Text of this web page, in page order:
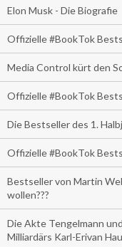
Elon Musk - Die Biografie
Offizielle #BookTok
Media Control kürt den
Offizielle #BookTok
Die Bestseller des 1.
Offizielle #BookTok
Bestseller von Martin
wollen???
Die Akte Tengelmann
Milliardärs Karl-Erivan